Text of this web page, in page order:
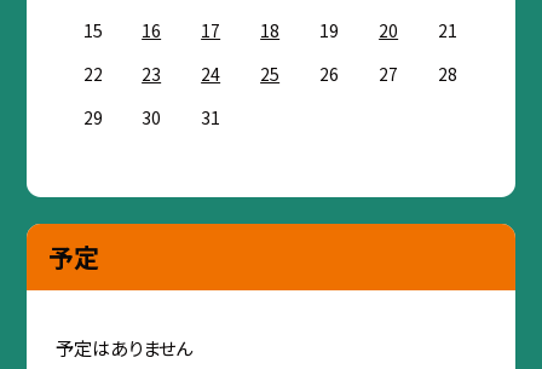
15
16 17 18 19 20
21
22
23 24 25 26 27
28
29
30 31
予定
予定はありません